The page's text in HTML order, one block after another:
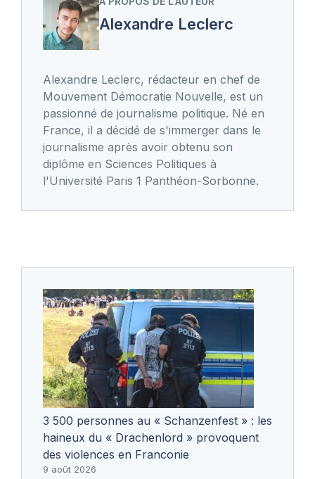
Alexandre Leclerc
Alexandre Leclerc, rédacteur en chef de
Mouvement Démocratie Nouvelle, est un
passionné de journalisme politique. Né en
France, il a décidé de s'immerger dans le
journalisme après avoir obtenu son
diplôme en Sciences Politiques à
l'Université Paris 1 Panthéon-Sorbonne.
3 500 personnes au « Schanzenfest » : les
haineux du « Drachenlord » provoquent
des violences en Franconie
9 août 2026